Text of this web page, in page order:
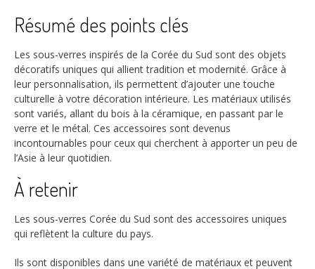
Résumé des points clés
Les sous-verres inspirés de la Corée du Sud sont des objets
décoratifs uniques qui allient tradition et modernité. Grâce à
leur personnalisation, ils permettent d’ajouter une touche
culturelle à votre décoration intérieure. Les matériaux utilisés
sont variés, allant du bois à la céramique, en passant par le
verre et le métal. Ces accessoires sont devenus
incontournables pour ceux qui cherchent à apporter un peu de
l’Asie à leur quotidien.
À retenir
Les sous-verres Corée du Sud sont des accessoires uniques
qui reflètent la culture du pays.
Ils sont disponibles dans une variété de matériaux et peuvent